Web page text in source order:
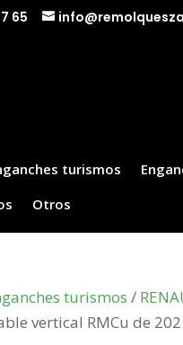
65
turismos
Otros
turismos /
vertical RMCu de